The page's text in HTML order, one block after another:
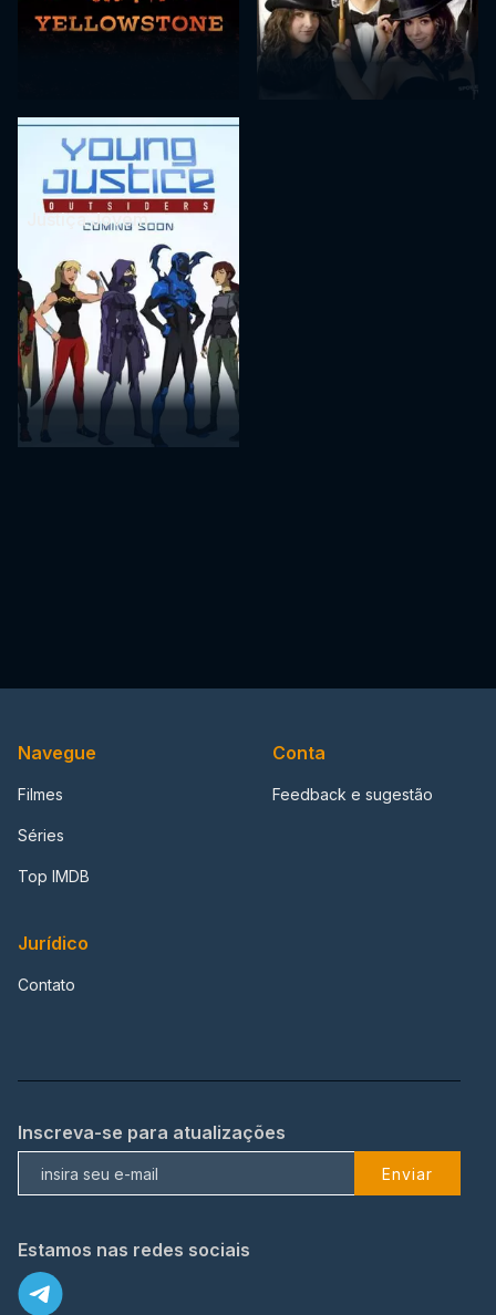
Justiça Jovem
Navegue
Filmes
Séries
Top IMDB
Conta
Feedback e sugestão
Jurídico
Contato
Inscreva-se para atualizações
Enviar
Estamos nas redes sociais